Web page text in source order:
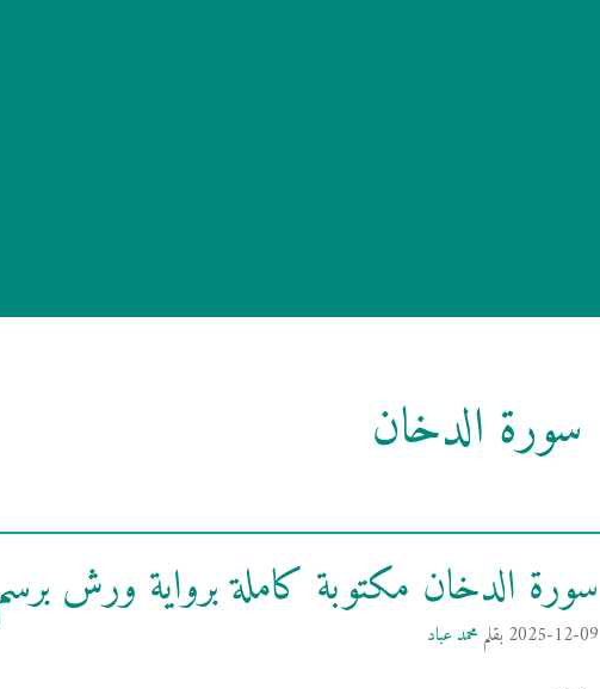
سورة الدخان
سورة الدخان مكتوبة كاملة برواية ورش
2025-12-09 بقلممحمد عباد